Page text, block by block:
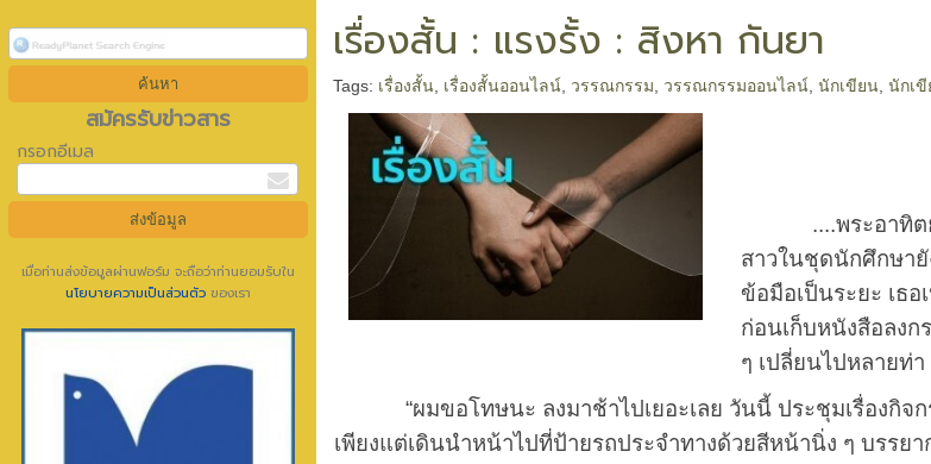
สมัครรับข่าวสาร
กรอกอีเมล
เมื่อท่านส่งข้อมูลผ่านฟอร์ม จะถือว่าท่านยอมรับใน
นโยบายความเป็นส่วนตัว ของเรา
เรื่องสั้น : แรงรั้ง : สิงหา กันยา
Tags: เรื่องสั้น เรื่องสั้นออนไลน์ วรรณกรรม วรรณกรรมออนไลน์ ,นักเขียน ,นักเ
....พระอาทิตย์ลั
สาวในชุดนักศึกษา
ข้อมือเป็นระยะ เธ
ก่อนเก็บหนังสือลง
ๆ เปลี่ยนไปหลายท่
“ผมขอโทษนะ ลงมาช้าไปเยอะเลย วันนี้ ประชุมเรื่องกิจก
เพียงแต่เดินนำหน้าไปที่ป้ายรถประจำทางด้วยสีหน้านิ่ง ๆ บรรย